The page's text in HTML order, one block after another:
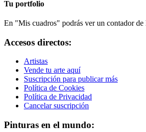
Tu portfolio
En "Mis cuadros" podrás ver un contador de
Accesos directos:
Artistas
Vende tu arte aquí
Suscripción para publicar más
Política de Cookies
Política de Privacidad
Cancelar suscripción
Pinturas en el mundo: